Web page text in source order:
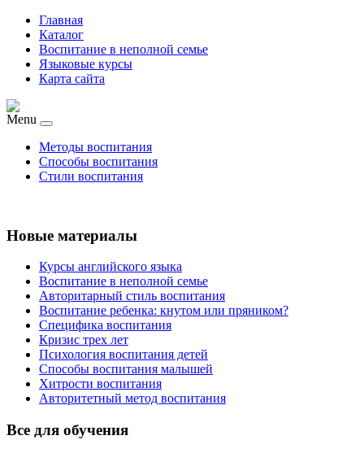
Главная
Каталог
Воспитание в неполной семье
Языковые курсы
Карта сайта
Menu
Методы воспитания
Способы воспитания
Стили воспитания
Новые материалы
Курсы английского языка
Воспитание в неполной семье
Авторитарный стиль воспитания
Воспитание ребенка: кнутом или пряником?
Специфика воспитания
Кризис трех лет
Психология воспитания детей
Способы воспитания малышей
Хитрости воспитания
Авторитетный метод воспитания
Все для обучения